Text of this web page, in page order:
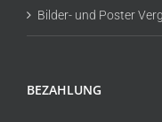
Bilder- und Poster
BEZAHLUNG